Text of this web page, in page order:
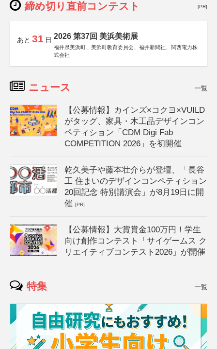
締め切り直前コンテスト [PR]
あと 31 日 2026 第37回 美浜美術展
福井県美浜町、美浜町教育委員会、福井新聞社、関西電力株
式会社
ニュース 一覧
【公募情報】カインズ×コクヨ×VUILD
がタッグ、家具・木工品デザインコン
ペティション「CDM Digi Fab
COMPETITION 2026」を初開催
乾久美子や藤本壮介らが登壇、「長谷
工 住まいのデザインコンペティション
20回記念 特別講演会」が8月19日に開
催[PR]
【公募情報】大賞賞金100万円！学生
向け創作コンテスト「サイゲームス ク
リエイティブコンテスト2026」が開催
特集 一覧